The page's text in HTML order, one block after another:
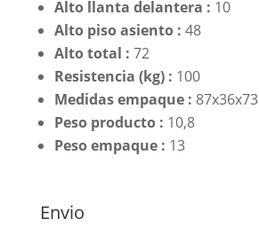
Alto llanta delantera : 10
Alto piso asiento : 48
Alto total : 72
Resistencia (kg) : 100
Medidas empaque : 87x36x73
Peso producto : 10,8
Peso empaque : 13
Envio